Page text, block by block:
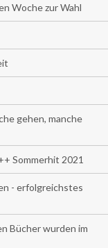
Woche zur Wahl
gehen, manche
Sommerhit 2021
- erfolgreichstes
Bücher wurden im